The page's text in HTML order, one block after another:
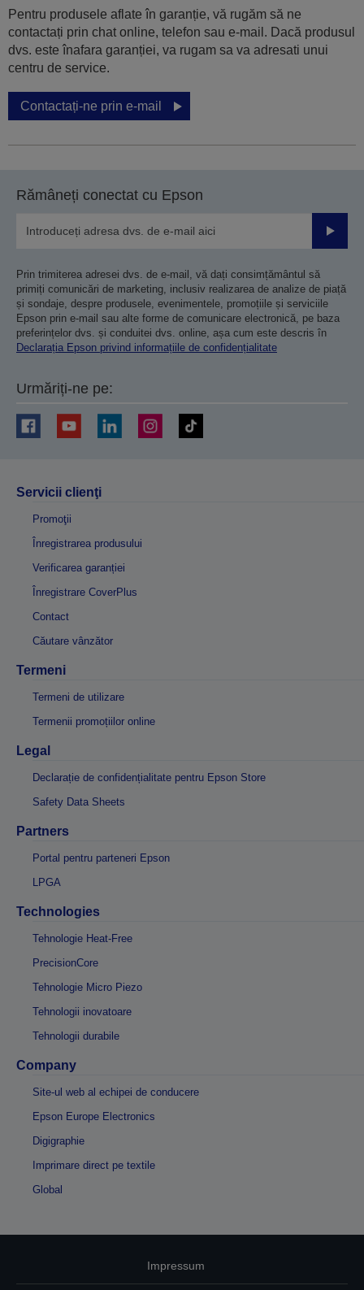
Pentru produsele aflate în garanție, vă rugăm să ne
contactați prin chat online, telefon sau e-mail. Dacă produsul
dvs. este înafara garanției, va rugam sa va adresati unui
centru de service.
Contactați-ne prin e-mail
Rămâneți conectat cu Epson
Prin trimiterea adresei dvs. de e-mail, vă dați consimțământul să
primiți comunicări de marketing, inclusiv realizarea de analize de piață
și sondaje, despre produsele, evenimentele, promoțiile și serviciile
Epson prin e-mail sau alte forme de comunicare electronică, pe baza
preferințelor dvs. și conduitei dvs. online, așa cum este descris în
Declarația Epson privind informațiile de confidențialitate
Urmăriți-ne pe:
Servicii clienţi
Promoţii
Înregistrarea produsului
Verificarea garanției
Înregistrare CoverPlus
Contact
Căutare vânzător
Termeni
Termeni de utilizare
Termenii promoțiilor online
Legal
Declarație de confidențialitate pentru Epson Store
Safety Data Sheets
Partners
Portal pentru parteneri Epson
LPGA
Technologies
Tehnologie Heat-Free
PrecisionCore
Tehnologie Micro Piezo
Tehnologii inovatoare
Tehnologii durabile
Company
Site-ul web al echipei de conducere
Epson Europe Electronics
Digigraphie
Imprimare direct pe textile
Global
Impressum